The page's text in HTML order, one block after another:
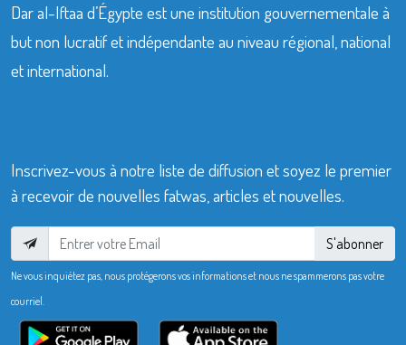
Dar al-Iftaa d’Égypte est une institution gouvernementale à
but non lucratif et indépendante au niveau régional, national
et international.
Inscrivez-vous à notre liste de diffusion et soyez le premier
à recevoir de nouvelles fatwas, articles et nouvelles.
S'abonner
Ne vous inquiétez pas, nous protégerons vos informations et nous ne spammerons pas votre
courriel.